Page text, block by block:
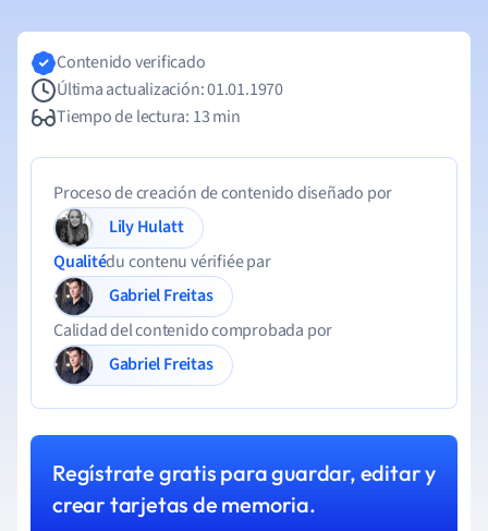
Contenido verificado
Última actualización: 01.01.1970
Tiempo de lectura: 13 min
Proceso de creación de contenido diseñado por
Lily Hulatt
Qualitédu contenu vérifiée par
Gabriel Freitas
Calidad del contenido comprobada por
Gabriel Freitas
Regístrate gratis para guardar, editar y
crear tarjetas de memoria.